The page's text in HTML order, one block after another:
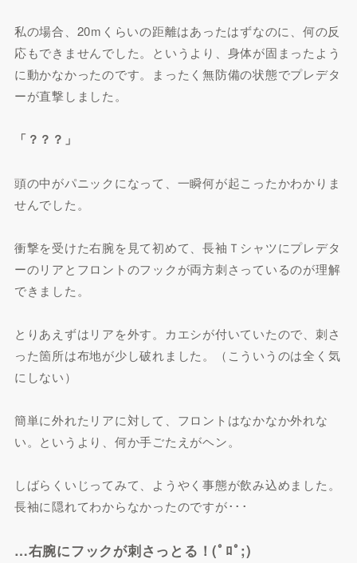
私の場合、20mくらいの距離はあったはずなのに、何の反
応もできませんでした。というより、身体が固まったよう
に動かなかったのです。まったく無防備の状態でプレデタ
ーが直撃しました。
「？？？」
頭の中がパニックになって、一瞬何が起こったかわかりま
せんでした。
衝撃を受けた右腕を見て初めて、長袖Ｔシャツにプレデタ
ーのリアとフロントのフックが両方刺さっているのが理解
できました。
とりあえずはリアを外す。カエシが付いていたので、刺さ
った箇所は布地が少し破れました。（こういうのは全く気
にしない）
簡単に外れたリアに対して、フロントはなかなか外れな
い。というより、何か手ごたえがヘン。
しばらくいじってみて、ようやく事態が飲み込めました。
長袖に隠れてわからなかったのですが･･･
…右腕にフックが刺さっとる！(ﾟﾛﾟ;)